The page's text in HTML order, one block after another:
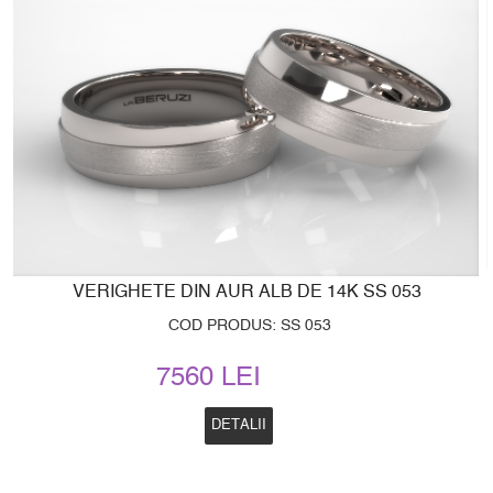
VERIGHETE DIN AUR ALB DE 14K SS 053
COD PRODUS: SS 053
7560 LEI
DETALII